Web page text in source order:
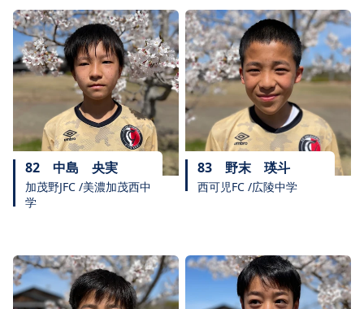
82 中島 央実
加茂野JFC /美濃加茂西中
学
83 野末 瑛斗
西可児FC /広陵中学